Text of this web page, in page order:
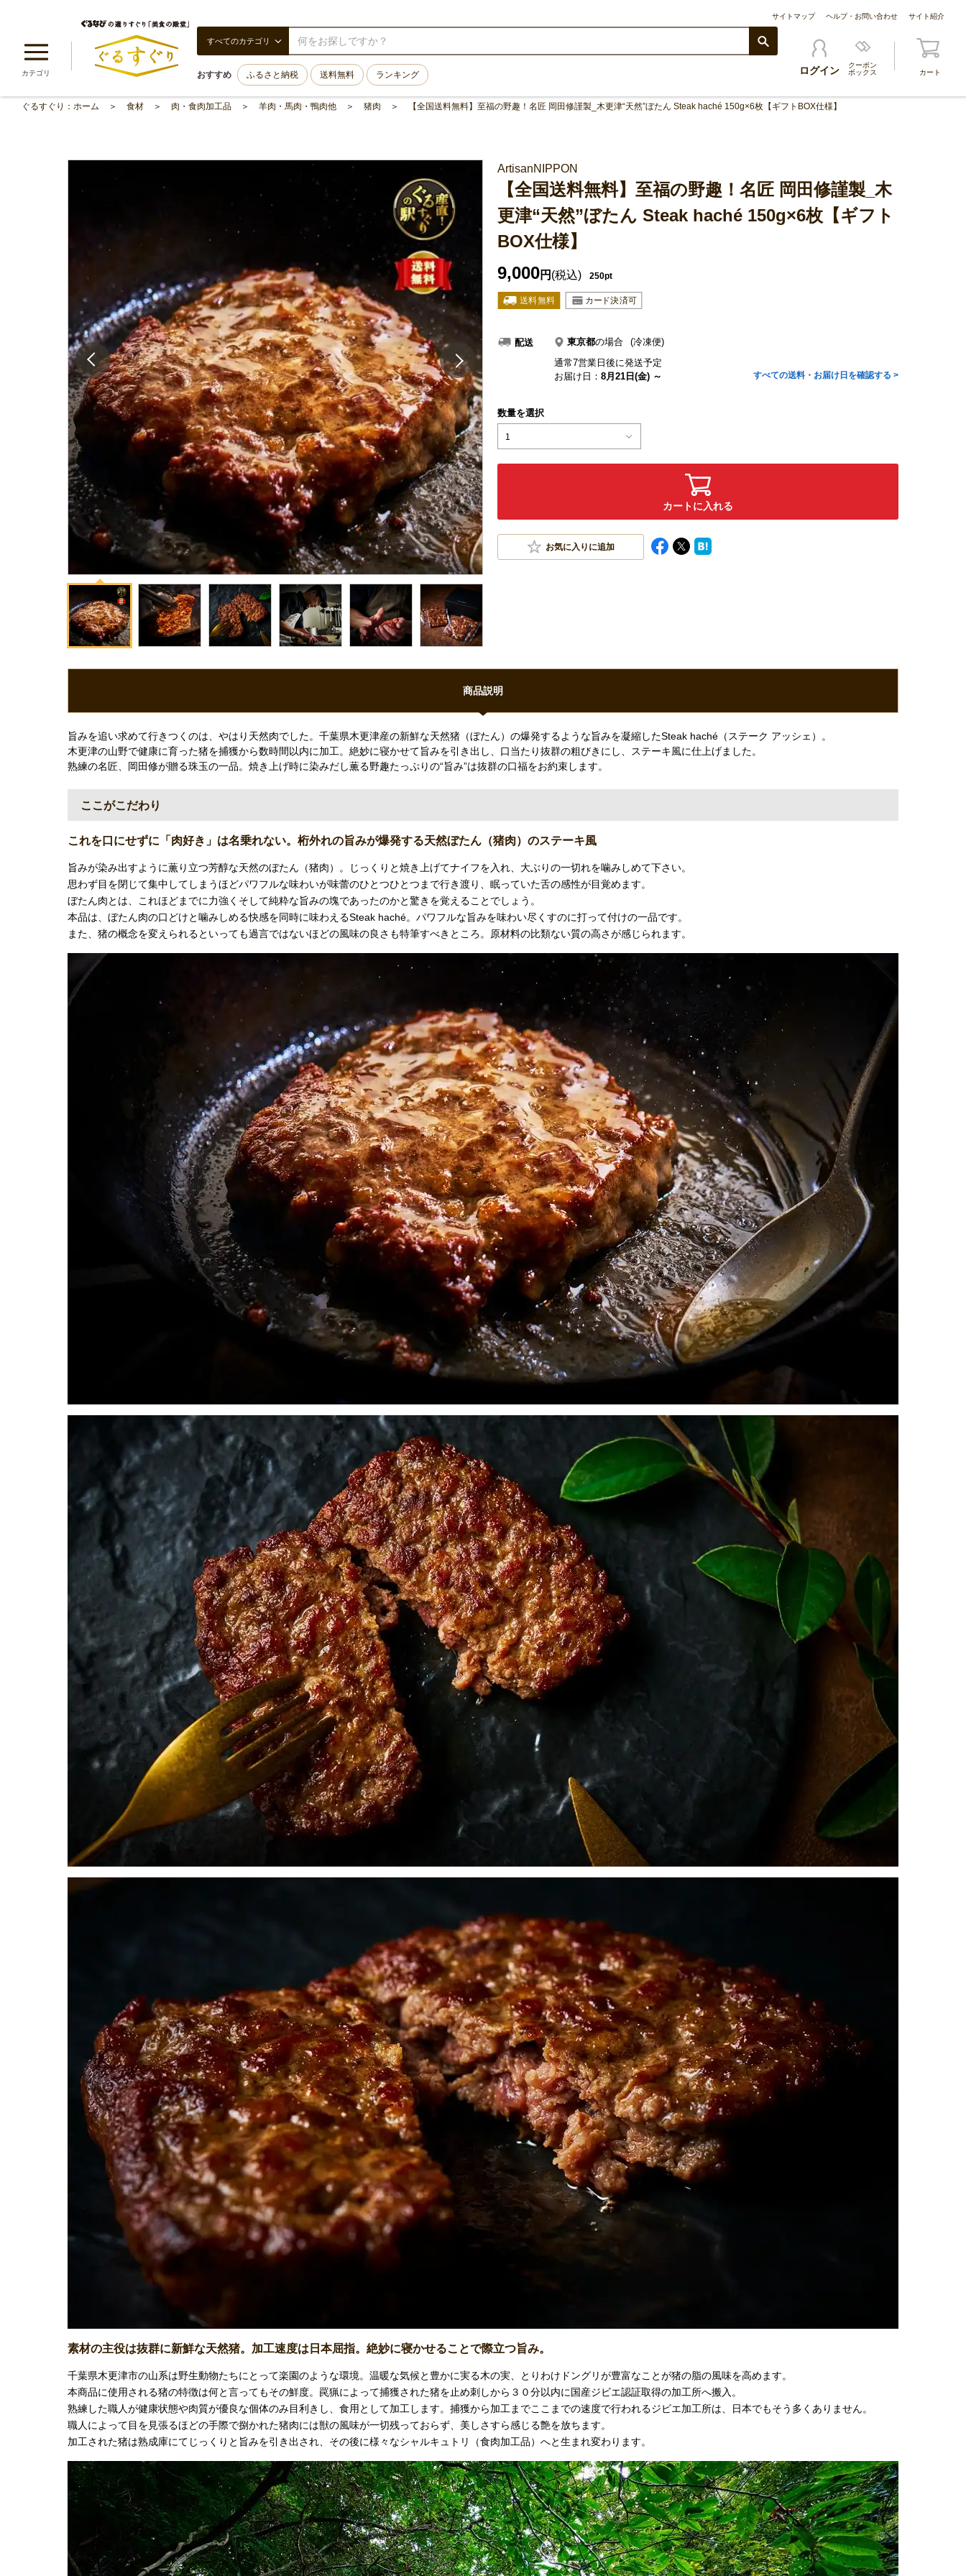
サイトマップ ヘルプ・お問い合わせ サイト紹介
カテゴリ
すべてのカテゴリ
おすすめ ふるさと納税 送料無料 ランキング ログイン
クーポン
ボックス
カート
ぐるすぐり：ホーム 食材 肉・食肉加工品 羊肉・馬肉・鴨肉他 猪肉 【全国送料無料】至福の野趣！名匠 岡田修謹製_木更津“天然”ぼたん Steak haché 150g×6枚【ギフトBOX仕様】
ArtisanNIPPON
【全国送料無料】至福の野趣！名匠 岡田修謹製_木
更津“天然”ぼたん Steak haché 150g×6枚【ギフト
BOX仕様】
9,000円 (税込) 250pt
配送 東京都の場合
(冷凍便)
通常7営業日後に発送予定
お届け日： 8月21日(金) ～ すべての送料・お届け日を確認する >
数量を選択
1
カートに入れる
お気に入りに追加
商品説明
旨みを追い求めて行きつくのは、やはり天然肉でした。千葉県木更津産の新鮮な天然猪（ぼたん）の爆発するような旨みを凝縮したSteak haché（ステーク アッシェ）。
木更津の山野で健康に育った猪を捕獲から数時間以内に加工。絶妙に寝かせて旨みを引き出し、口当たり抜群の粗びきにし、ステーキ風に仕上げました。
熟練の名匠、岡田修が贈る珠玉の一品。焼き上げ時に染みだし薫る野趣たっぷりの“旨み”は抜群の口福をお約束します。
ここがこだわり
これを口にせずに「肉好き」は名乗れない。桁外れの旨みが爆発する天然ぼたん（猪肉）のステーキ風
旨みが染み出すように薫り立つ芳醇な天然のぼたん（猪肉）。じっくりと焼き上げてナイフを入れ、大ぶりの一切れを噛みしめて下さい。
思わず目を閉じて集中してしまうほどパワフルな味わいが味蕾のひとつひとつまで行き渡り、眠っていた舌の感性が目覚めます。
ぼたん肉とは、これほどまでに力強くそして純粋な旨みの塊であったのかと驚きを覚えることでしょう。
本品は、ぼたん肉の口どけと噛みしめる快感を同時に味わえるSteak haché。パワフルな旨みを味わい尽くすのに打って付けの一品です。
また、猪の概念を変えられるといっても過言ではないほどの風味の良さも特筆すべきところ。原材料の比類ない質の高さが感じられます。
素材の主役は抜群に新鮮な天然猪。加工速度は日本屈指。絶妙に寝かせることで際立つ旨み。
千葉県木更津市の山系は野生動物たちにとって楽園のような環境。温暖な気候と豊かに実る木の実、とりわけドングリが豊富なことが猪の脂の風味を高めます。
本商品に使用される猪の特徴は何と言ってもその鮮度。罠猟によって捕獲された猪を止め刺しから３０分以内に国産ジビエ認証取得の加工所へ搬入。
熟練した職人が健康状態や肉質が優良な個体のみ目利きし、食用として加工します。捕獲から加工までここまでの速度で行われるジビエ加工所は、日本でもそう多くありません。
職人によって目を見張るほどの手際で捌かれた猪肉には獣の風味が一切残っておらず、美しさすら感じる艶を放ちます。
加工された猪は熟成庫にてじっくりと旨みを引き出され、その後に様々なシャルキュトリ（食肉加工品）へと生まれ変わります。